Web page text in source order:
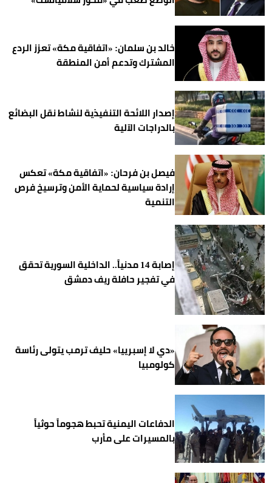
خالد بن سلمان: «اتفاقية مكة» تعزز الردع
المشترك وتدعم أمن المنطقة
إصدار اللائحة التنفيذية لنشاط نقل البضائع
بالدراجات الآلية
فيصل بن فرحان: «اتفاقية مكة» تعكس
إرادة سياسية لحماية الأمن وترسيخ فرص
التنمية
إصابة 14 مدنياً.. الداخلية السورية تحقق
في تفجير حافلة ريف دمشق
«دي لا إسبرييا» حليف ترمب يتولى رئاسة
كولومبيا
الدفاعات اليمنية تحبط هجوماً حوثياً
بالمسيرات على مأرب